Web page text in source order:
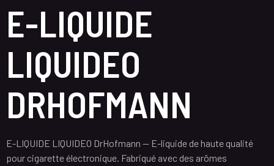
E-LIQUIDE
LIQUIDEO
DRHOFMANN
E-LIQUIDE LIQUIDEO DrHofmann — E-liquide de haute qualité
pour cigarette électronique. Fabriqué avec des arômes